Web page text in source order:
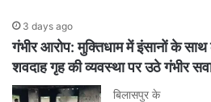
3 days ago
गंभीर आरोप: मुक्तिधाम में इंसानों के
शवदाह गृह की व्यवस्था पर उठे गंभीर
बिलासपुर के